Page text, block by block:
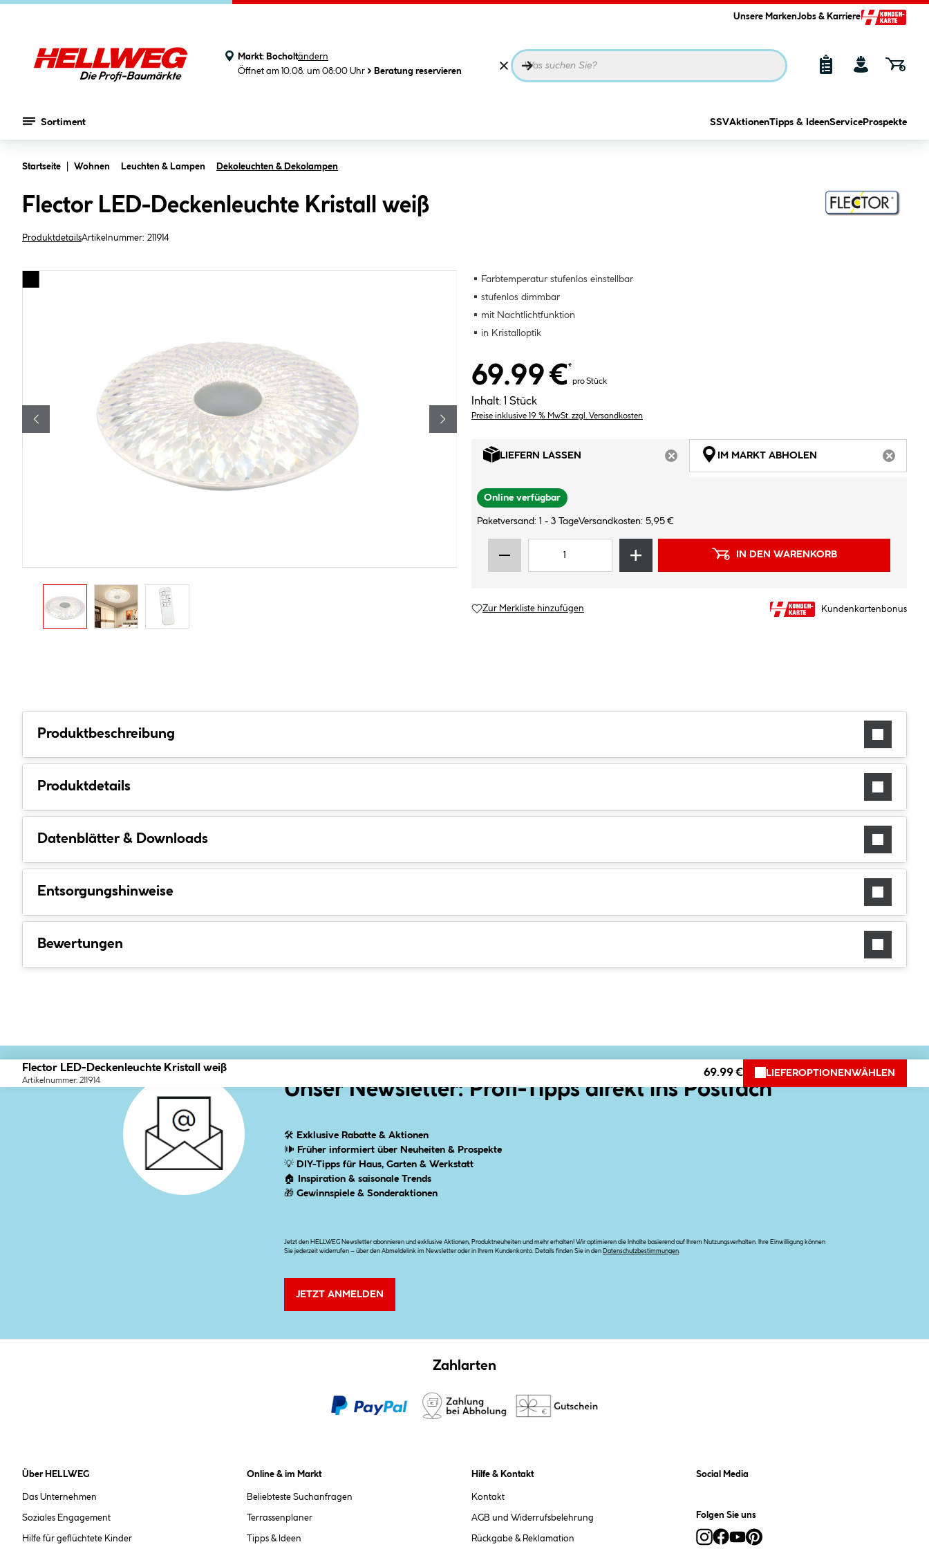
Unsere MarkenJobs & Karriere
Markt: Bocholtändern
Öffnet am 10.08. um 08:00 Uhr
Beratung reservieren
Sortiment SSVAktionenTipps & IdeenService Prospekte
Startseite Wohnen Leuchten & Lampen Dekoleuchten & Dekolampen
Flector LED-Deckenleuchte Kristall weiß
ProduktdetailsArtikelnummer: 211914
Farbtemperatur stufenlos einstellbar
stufenlos dimmbar
mit Nachtlichtfunktion
in Kristalloptik
69.99 €*
pro Stück
Inhalt: 1 Stück
Preise inklusive 19 % MwSt. zzgl. Versandkosten
LIEFERN LASSEN
ARTIKEL NICHT VERFÜGBAR
IM MARKT ABHOLEN
Online verfügbar
Paketversand: 1 - 3 TageVersandkosten: 5,95 €
IN DEN WARENKORB
Zur Merkliste hinzufügen Kundenkartenbonus
Produktbeschreibung
Produktdetails
Datenblätter & Downloads
Entsorgungshinweise
Bewertungen
Flector LED-Deckenleuchte Kristall weiß
Artikelnummer: 211914
69.99 € LIEFEROPTIONEN WÄHLEN
Unser Newsletter: Profi-Tipps direkt ins Postfach
🛠 Exklusive Rabatte & Aktionen
🕪 Früher informiert über Neuheiten & Prospekte
💡 DIY-Tipps für Haus, Garten & Werkstatt
🏠
Inspiration & saisonale Trends
🎁Gewinnspiele & Sonderaktionen
Jetzt den HELLWEG Newsletter abonnieren und exklusive Aktionen, Produktneuheiten und mehr erhalten! Wir optimieren die Inhalte basierend auf Ihrem Nutzungsverhalten. Ihre Einwilligung können
Sie jederzeit widerrufen – über den Abmeldelink im Newsletter oder in Ihrem Kundenkonto. Details finden Sie in den Datenschutzbestimmungen.
JETZT ANMELDEN
Zahlarten
Über HELLWEG
Das Unternehmen
Soziales Engagement
Hilfe für geflüchtete Kinder
Online & im Markt
Beliebteste Suchanfragen
Terrassenplaner
Tipps & Ideen
Hilfe & Kontakt
Kontakt
AGB und Widerrufsbelehrung
Rückgabe & Reklamation
Social Media
Folgen Sie uns